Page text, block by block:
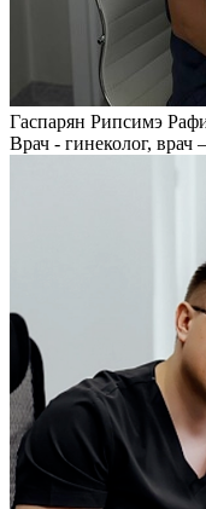
Гаспарян Рипсимэ
Врач - гинеколог, врач